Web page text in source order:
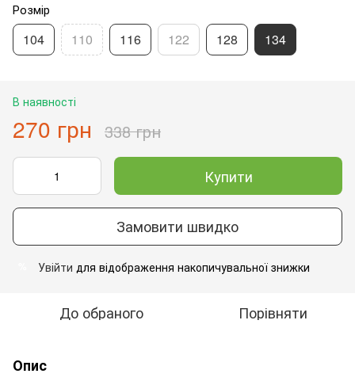
Розмір
104 110 116 122 128 134
В наявності
270 грн 338 грн
Купити
Замовити швидко
Увійти для відображення накопичувальної знижки
До обраного Порівняти
Опис